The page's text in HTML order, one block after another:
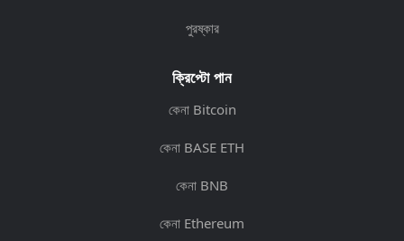
পুরষ্কার
ক্রিপ্টো পান
কেনা Bitcoin
কেনা BASE ETH
কেনা BNB
কেনা Ethereum